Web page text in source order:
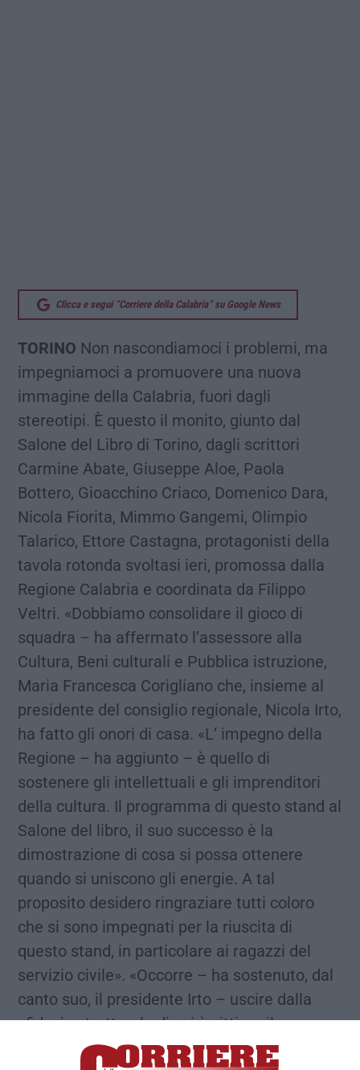
Clicca e segui “Corriere della Calabria” su Google News
TORINO Non nascondiamoci i problemi, ma
impegniamoci a promuovere una nuova
immagine della Calabria, fuori dagli
stereotipi. È questo il monito, giunto dal
Salone del Libro di Torino, dagli scrittori
Carmine Abate, Giuseppe Aloe, Paola
Bottero, Gioacchino Criaco, Domenico Dara,
Nicola Fiorita, Mimmo Gangemi, Olimpio
Talarico, Ettore Castagna, protagonisti della
tavola rotonda svoltasi ieri, promossa dalla
Regione Calabria e coordinata da Filippo
Veltri. «Dobbiamo consolidare il gioco di
squadra – ha affermato l’assessore alla
Cultura, Beni culturali e Pubblica istruzione,
Maria Francesca Corigliano che, insieme al
presidente del consiglio regionale, Nicola Irto,
ha fatto gli onori di casa. «L’ impegno della
Regione – ha aggiunto – è quello di
sostenere gli intellettuali e gli imprenditori
della cultura. Il programma di questo stand al
Salone del libro, il suo successo è la
dimostrazione di cosa si possa ottenere
quando si uniscono gli energie. A tal
proposito desidero ringraziare tutti coloro
che si sono impegnati per la riuscita di
questo stand, in particolare ai ragazzi del
servizio civile». «Occorre – ha sostenuto, dal
canto suo, il presidente Irto – uscire dalla
sfiducia strutturale di cui è vittima il
Mezzogiorno, e in particolare la Calabria. Le